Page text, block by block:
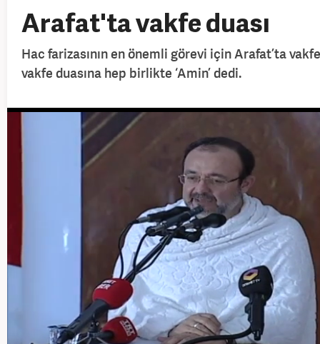
Arafat'ta vakfe duası
Hac farizasının en önemli görevi için Arafat’ta
vakfe duasına hep birlikte ‘Amin’ dedi.